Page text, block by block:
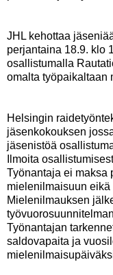
JHL kehottaa
perjantaina 18.9. klo
osallistumalla
omalta työpaikaltaan
Helsingin
jäsenkokouksen
jäsenistöä
Ilmoita
Työnantaja ei maksa
mielenilmaisuun
Mielenilmauksen
Työnantajan
saldovapaita ja